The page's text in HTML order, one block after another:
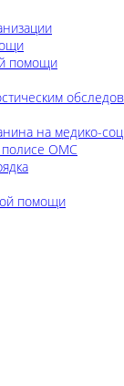
помощи
на медико-
полисе ОМС
помощи